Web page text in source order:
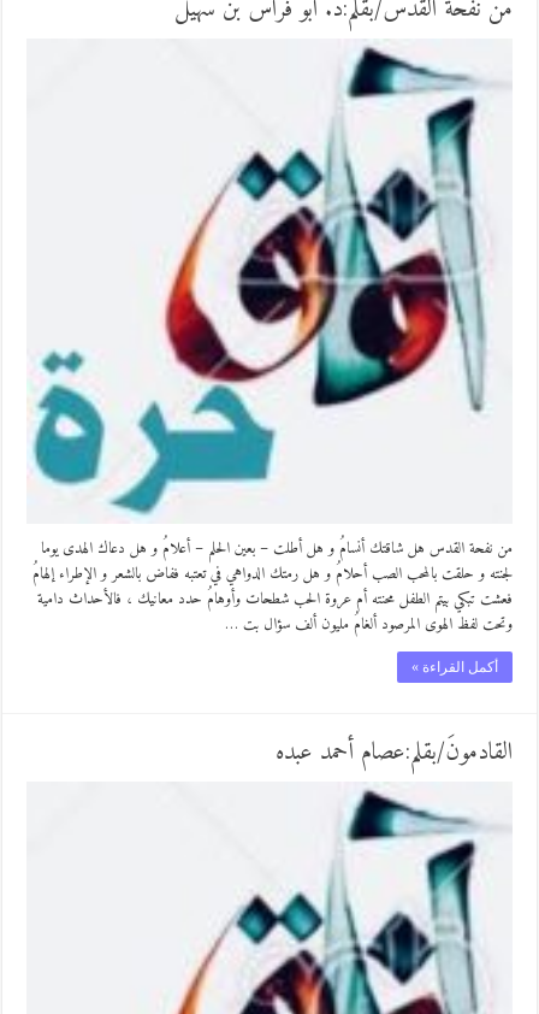
من نفحة القدس/بقلم:د. ابو فراس بن سهيل
من نفحة القدس هل شاقتك أنسامُ و هل أطلت – بعين الحلم – أعلامُ و هل دعاك الهدى يوما
لجنته و حلقت بالمحب الصب أحلامُ و هل رمتك الدواهي في تعتبه ففاض بالشعر و الإطراء إلهامُ
فعشت تبكي بيتم الطفل محنته أم عروة الحب شطحات وأوهامُ حدد معانيك ، فالأحداث دامية
وتحت لفظ الهوى المرصود ألغامُ مليون ألف سؤال بت …
أكمل القراءة »
القادمونَ/بقلم:عصام أحمد عبده